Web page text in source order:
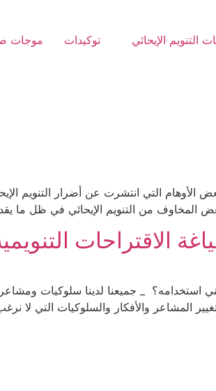
التنويم الإيحائي توكيدات موجات
من التنويم الإيحائي في ظل ما
الاقتراحات
استخدامه؟ _ جميعنا لدينا سلوكيات
المشاعر والأفكار والسلوكيات التي لا